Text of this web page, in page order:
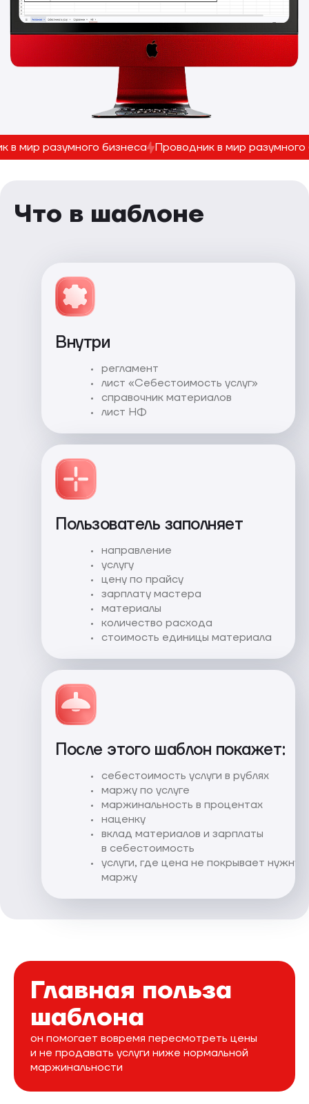
в мир разумного бизнеса Проводник в мир разумного
Что в шаблоне
Внутри
регламент
лист «Себестоимость услуг»
справочник материалов
лист НФ
Пользователь заполняет
направление
услугу
цену по прайсу
зарплату мастера
материалы
количество расхода
стоимость единицы материала
После этого шаблон покажет:
себестоимость услуги в рублях
маржу по услуге
маржинальность в процентах
наценку
вклад материалов и зарплаты
в себестоимость
услуги, где цена не покрывает нужную
маржу
Главная польза
шаблона
он помогает вовремя пересмотреть цены
и не продавать услуги ниже нормальной
маржинальности